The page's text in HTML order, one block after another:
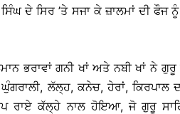
ਦੇ ਸਿਰ ’ਤੇ ਸਜਾ ਕੇ ਜ਼ਾਲਮਾਂ ਦੀ
ਭਰਾਵਾਂ ਗਨੀ ਖਾਂ ਅਤੇ ਨਬੀ ਖਾਂ ਨੇ ਗੁਰੂ
ਲੱਲ੍ਹ, ਕਨੇਚ, ਹੇਰਾਂ, ਕਿਰਪਾਲ
ਰਾਏ ਕੱਲ੍ਹੇ ਨਾਲ ਹੋਇਆ, ਜੋ ਗੁਰੂ